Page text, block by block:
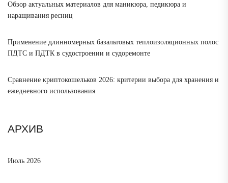
Обзор актуальных материалов для маникюра, педикюра и
наращивания ресниц
Применение длинномерных базальтовых теплоизоляционных полос
ПДТС и ПДТК в судостроении и судоремонте
Сравнение криптокошельков 2026: критерии выбора для хранения и
ежедневного использования
АРХИВ
Июль 2026